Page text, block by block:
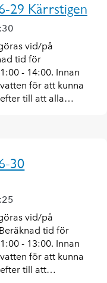
29 Kärrstigen
vid/på
tid för
- 14:00. Innan
för att kunna
till att alla…
30
vid/på
tid för
- 13:00. Innan
för att kunna
till att…